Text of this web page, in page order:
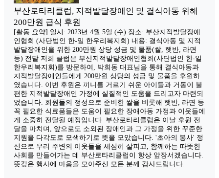
부산로타리클럽, 지적발달장애인 및 결식아동 위해
200만원 급식 후원
[활동 요약] 일시: 2023년 4월 5일 (수) 장소: 부산지적발달장애
인협회 (사단법인 한-일 한우리복지회) 내용: 결식아동 및 지적
발달장애인을 위한 200만원 상당 성금 및 물품(쌀, 햇반, 라면
등) 전달 저희 클럽은 부산지적발달장애인협회(사단법인 한-일
한우리복지회)를 방문하여, 박희동 대표님을 통해 결식아동과
지적발달장애인들에게 200만원 상당의 성금 및 물품을 후원하
였습니다. 이번 후원은 끼니를 거르기 쉬운 아이들과 거동이 불
편한 지적발달장애인 가정에 실질적인 도움을 드리고자 마련되
었습니다. 회원들의 정성으로 준비한 쌀을 비롯해 햇반, 라면 등
꼭 필요한 식료품들은 도움이 필요한 장애아동 가정과 이웃들에
게 소중히 전달될 예정입니다. 부산로타리클럽은 이날 후원 전
달을 마치며, 앞으로도 소외된 장애인과 그 가정을 위한 꾸준한
지원을 다각도로 모색하기로 뜻을 모았습니다. '초아의 봉사' 정
신으로 우리 주변의 이웃들을 세심히 살피고, 함께하는 따뜻한
사회를 만들어가는 데 부산로타리클럽이 항상 앞장서겠습니다.
뜻깊은 행사에 마음을 모아주신 모든 분께 감사드립니다.